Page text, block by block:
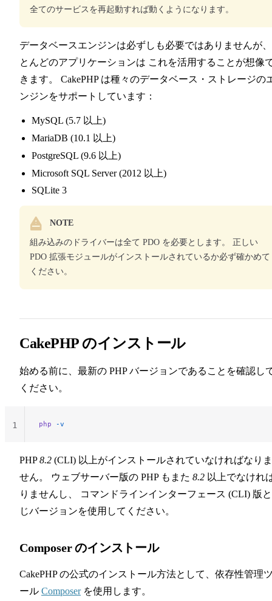
全てのサービスを再起動すれば動くようになります。
データベースエンジンは必ずしも必要ではありませんが
とんどのアプリケーションは これを活用することが想像
きます。 CakePHP は種々のデータベース・ストレージの
ンジンをサポートしています：
MySQL (5.7 以上)
MariaDB (10.1 以上)
PostgreSQL (9.6 以上)
Microsoft SQL Server (2012 以上)
SQLite 3
NOTE
組み込みのドライバーは全て PDO を必要とします。 正しい
PDO 拡張モジュールがインストールされているか必ず確かめて
ください。
CakePHP のインストール
始める前に、最新の PHP バージョンであることを確認し
ください。
php -v
1
PHP8.2 (CLI) 以上がインストールされていなければなりま
せん。 ウェブサーバー版の PHP もまた 8.2 以上でなけれ
りませんし、 コマンドラインインターフェース (CLI) 版
じバージョンを使用してください。
Composer のインストール
CakePHP の公式のインストール方法として、依存性管理
ール Composerを使用します。